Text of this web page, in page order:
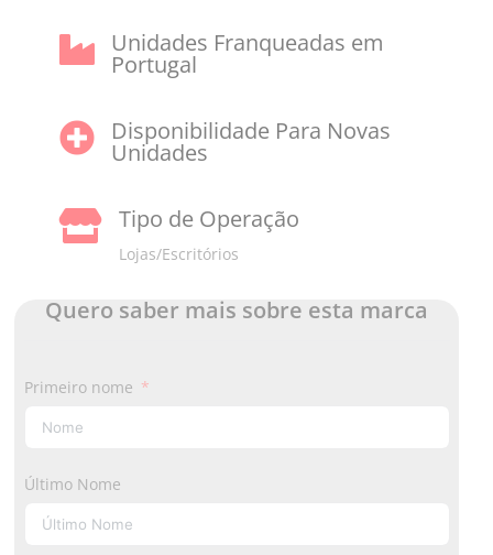
 Unidades Franqueadas em
Portugal
 Disponibilidade Para Novas
Unidades
 Tipo de Operação
Lojas/Escritórios
Quero saber mais sobre esta marca
Primeiro nome
Último Nome